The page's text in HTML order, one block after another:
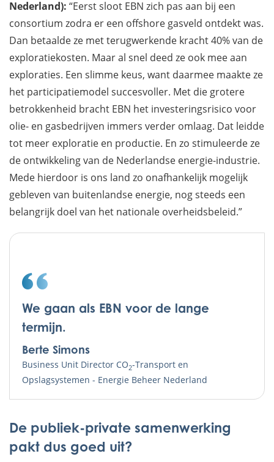
Nederland): “Eerst sloot EBN zich pas aan bij een
consortium zodra er een offshore gasveld ontdekt was.
Dan betaalde ze met terugwerkende kracht 40% van de
exploratiekosten. Maar al snel deed ze ook mee aan
exploraties. Een slimme keus, want daarmee maakte ze
het participatiemodel succesvoller. Met die grotere
betrokkenheid bracht EBN het investeringsrisico voor
olie- en gasbedrijven immers verder omlaag. Dat leidde
tot meer exploratie en productie. En zo stimuleerde ze
de ontwikkeling van de Nederlandse energie-industrie.
Mede hierdoor is ons land zo onafhankelijk mogelijk
gebleven van buitenlandse energie, nog steeds een
belangrijk doel van het nationale overheidsbeleid.”
We gaan als EBN voor de lange
termijn.
Berte Simons
Business Unit Director CO2-Transport en
Opslagsystemen - Energie Beheer Nederland
De publiek-private samenwerking
pakt dus goed uit?